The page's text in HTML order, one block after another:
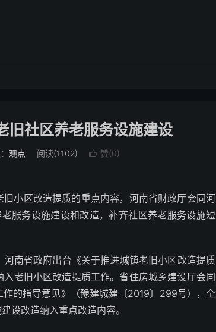
旧社区养老服务设施建设
观点 阅读(1102)  赞(0)
小区改造提质的重点内容，河南省财政厅会同河
服务设施建设和改造，补齐社区养老服务设施短
南省政府出台《关于推进城镇老旧小区改造提质
老旧小区改造提质工作。省住房城乡建设厅会同
的指导意见》（豫建城建〔2019〕299号），全
设改造纳入重点改造内容。